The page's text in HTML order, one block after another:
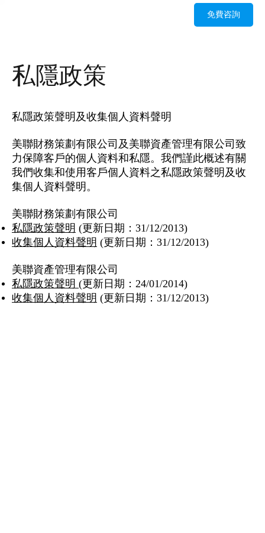
免費咨詢
私隱政策
私隱政策聲明及收集個人資料聲明
美聯財務策劃有限公司及美聯資產管理有限公司致
力保障客戶的個人資料和私隱。我們謹此概述有關
我們收集和使用客戶個人資料之私隱政策聲明及收
集個人資料聲明。
美聯財務策劃有限公司
私隱政策聲明 (更新日期：31/12/2013)
收集個人資料聲明 (更新日期：31/12/2013)
美聯資產管理有限公司
私隱政策聲明 (更新日期：24/01/2014)
收集個人資料聲明 (更新日期：31/12/2013)